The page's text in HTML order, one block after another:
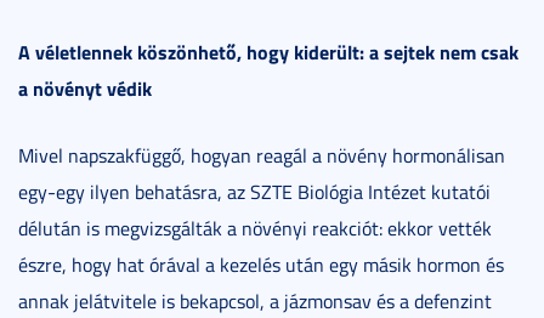
A véletlennek köszönhető, hogy kiderült: a sejtek nem csak
a növényt védik
Mivel napszakfüggő, hogyan reagál a növény hormonálisan
egy-egy ilyen behatásra, az SZTE Biológia Intézet kutatói
délután is megvizsgálták a növényi reakciót: ekkor vették
észre, hogy hat órával a kezelés után egy másik hormon és
annak jelátvitele is bekapcsol, a jázmonsav és a defenzint